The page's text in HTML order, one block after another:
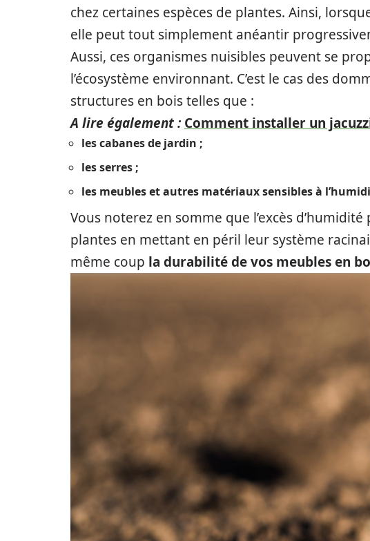
chez certaines espèces de plantes. Ainsi,
elle peut tout simplement anéantir
Aussi, ces organismes nuisibles peuvent se
l’écosystème environnant. C’est le cas des
structures en bois telles que :
A lire également : Comment installer un
les cabanes de jardin ;
les serres ;
les meubles et autres matériaux sensibles à
Vous noterez en somme que l’excès
plantes en mettant en péril leur système
même coup la durabilité de vos meubles en